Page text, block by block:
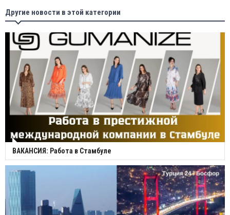
Другие новости в этой категории
ВАКАНСИЯ: Работа в Стамбуле